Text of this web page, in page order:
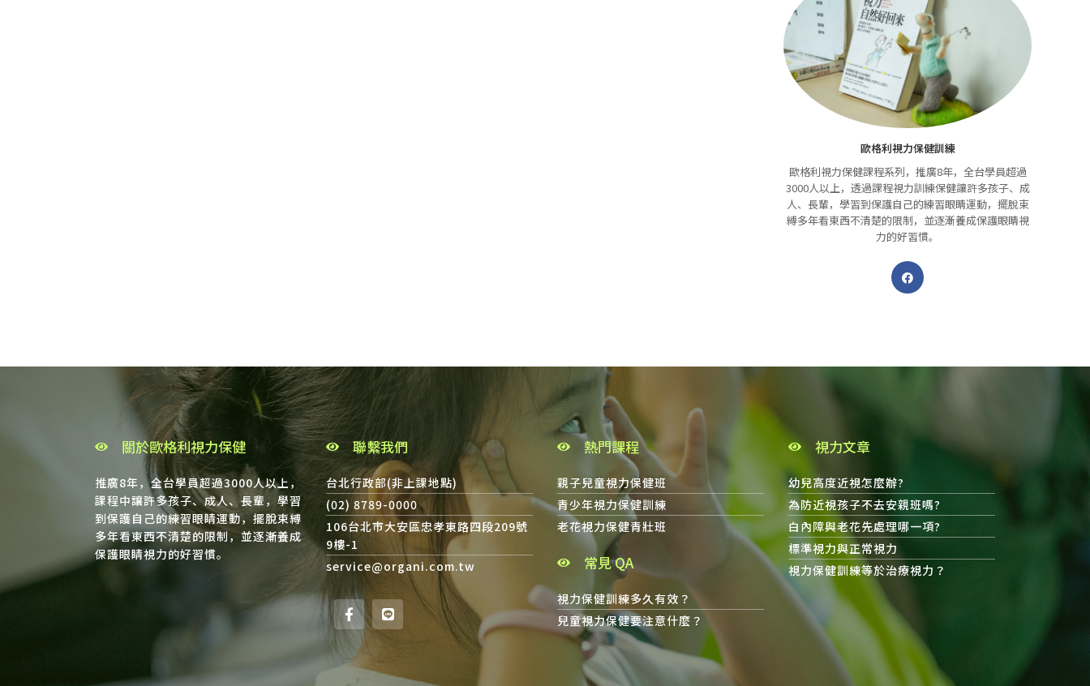
歐格利視力保健訓練
歐格利視力保健課程系列，推廣8年，全台學員超過
3000人以上，透過課程視力訓練保健讓許多孩子、成
人、長輩，學習到保護自己的練習眼睛運動，擺脫束
縛多年看東西不清楚的限制，並逐漸養成保護眼睛視
力的好習慣。
關於歐格利視力保健
推廣8年，全台學員超過3000人以上，
課程中讓許多孩子、成人、長輩，學習
到保護自己的練習眼睛運動，擺脫束縛
多年看東西不清楚的限制，並逐漸養成
保護眼睛視力的好習慣。
聯繫我們
台北行政部(非上課地點)
(02) 8789-0000
106台北市大安區忠孝東路四段209號
9樓-1
service@organi.com.tw
熱門課程
親子兒童視力保健班
青少年視力保健訓練
老花視力保健青壯班
常見 QA
視力保健訓練多久有效？
兒童視力保健要注意什麼？
視力文章
幼兒高度近視怎麼辦?
為防近視孩子不去安親班嗎?
白內障與老花先處理哪一項?
標準視力與正常視力
視力保健訓練等於治療視力？